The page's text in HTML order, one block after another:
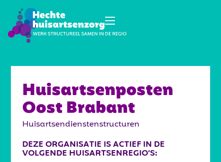
Huisartsenposten
Oost Brabant
Huisartsendienstenstructuren
DEZE ORGANISATIE IS ACTIEF IN DE
VOLGENDE HUISARTSENREGIO’S: